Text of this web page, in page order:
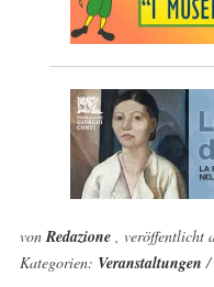
vonRedazione , veröffentlicht
Kategorien: Veranstaltungen/